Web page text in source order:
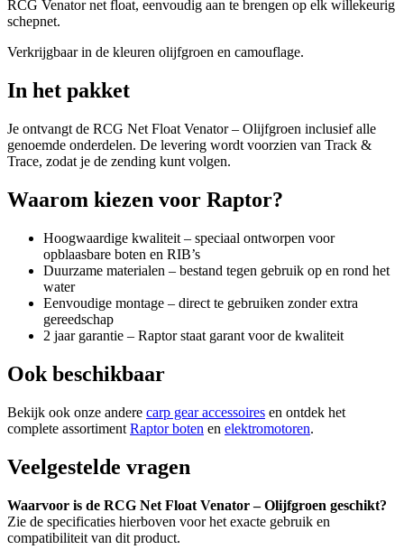
RCG Venator net float, eenvoudig aan te brengen op elk willekeurig
schepnet.
Verkrijgbaar in de kleuren olijfgroen en camouflage.
In het pakket
Je ontvangt de RCG Net Float Venator – Olijfgroen inclusief alle
genoemde onderdelen. De levering wordt voorzien van Track &
Trace, zodat je de zending kunt volgen.
Waarom kiezen voor Raptor?
Hoogwaardige kwaliteit – speciaal ontworpen voor
opblaasbare boten en RIB’s
Duurzame materialen – bestand tegen gebruik op en rond het
water
Eenvoudige montage – direct te gebruiken zonder extra
gereedschap
2 jaar garantie – Raptor staat garant voor de kwaliteit
Ook beschikbaar
Bekijk ook onze andere carp gear accessoires en ontdek het
complete assortiment Raptor boten en elektromotoren.
Veelgestelde vragen
Waarvoor is de RCG Net Float Venator – Olijfgroen geschikt?
Zie de specificaties hierboven voor het exacte gebruik en
compatibiliteit van dit product.